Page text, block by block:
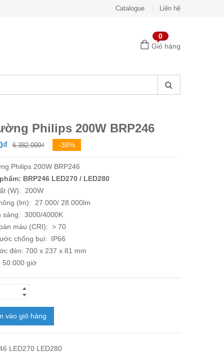
Catalogue Liên hệ
0
Giỏ hàng
Philips 200W BRP246
6.382.000₫Giá
là:
6.382.000₫.
₫
Giá
tại
là:
-38%
Philips 200W BRP246
BRP246 LED270 / LED280
(W): 200W
(lm): 27.000/ 28.000lm
sáng: 3000/4000K
màu (CRI): > 70
chống bụi: IP66
đèn: 700 x 237 x 81 mm
50.000 giờ
vào giỏ hàng
LED270 LED280